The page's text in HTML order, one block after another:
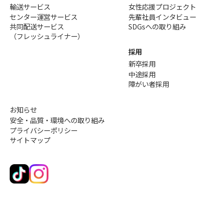
輸送サービス
センター運営サービス
共同配送サービス
（フレッシュライナー）
女性応援プロジェクト
先輩社員インタビュー
SDGsへの取り組み
採用
新卒採用
中途採用
障がい者採用
お知らせ
安全・品質・環境への取り組み
プライバシーポリシー
サイトマップ